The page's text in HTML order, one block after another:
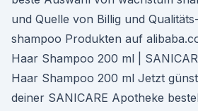
und Quelle von Billig und
shampoo Produkten auf
Haar Shampoo 200 ml |
Haar Shampoo 200 ml Jetzt
deiner SANICARE Apotheke